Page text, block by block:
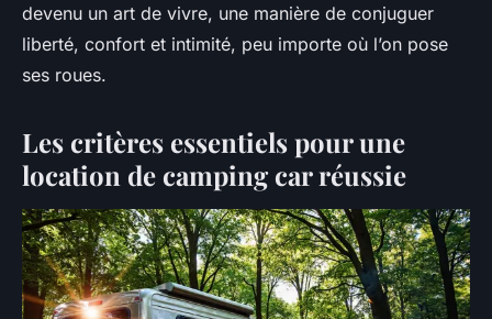
devenu un art de vivre, une manière de conjuguer
liberté, confort et intimité, peu importe où l’on pose
ses roues.
Les critères essentiels pour une
location de camping car réussie